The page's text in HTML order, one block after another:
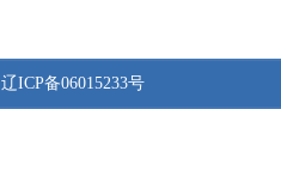
辽ICP备06015233号